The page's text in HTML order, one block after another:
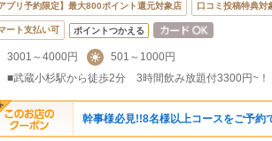
アプリ予約限定】最大800ポイント還元対象店 口コミ投稿特典対
ート支払い可 ポイントつかえる
3001～4000円
501～1000円
■武蔵小杉駅から徒歩2分 3時間飲み放題付3300円~
幹事様必見!!8名様以上コースをご予約